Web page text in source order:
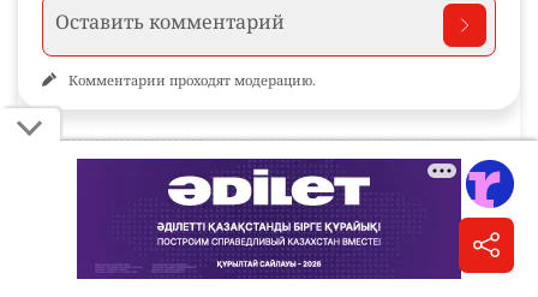
Комментарии проходят модерацию.
Пока нет комментариев…